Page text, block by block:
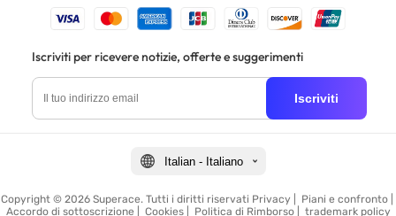
Iscriviti per ricevere notizie, offerte e suggerimenti
Iscriviti
Italian - Italiano
Copyright © 2026 Superace. Tutti i diritti riservati Privacy Piani e confronto|
Accordo di sottoscrizione
Cookies| Politica di Rimborso| trademark policy